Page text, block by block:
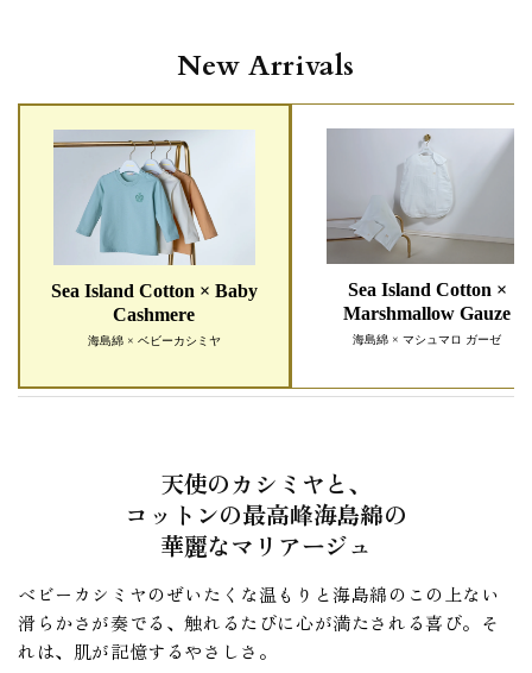
New Arrivals
Sea Island Cotton × Baby
Cashmere
海島綿 × ベビーカシミヤ
Sea Island Cotton ×
Marshmallow Gauze
海島綿 × マシュマロ ガーゼ
天使のカシミヤと、
コットンの最高峰海島綿の
華麗なマリアージュ
ベビーカシミヤのぜいたくな温もりと海島綿のこの上ない
滑らかさが奏でる、触れるたびに心が満たされる喜び。そ
れは、肌が記憶するやさしさ。